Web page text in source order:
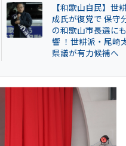
【告発スクープ】
興毅氏も被害者?
い牛肉投資に関与
片桐章浩和歌山県
説明を求める!